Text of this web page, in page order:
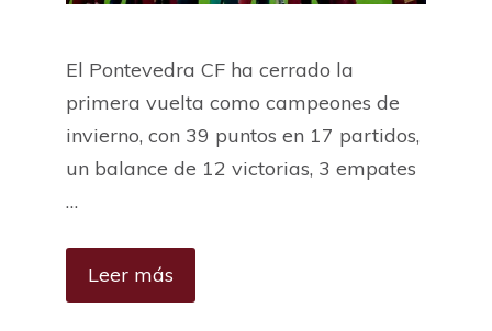
El Pontevedra CF ha cerrado la
primera vuelta como campeones de
invierno, con 39 puntos en 17 partidos,
un balance de 12 victorias, 3 empates
…
Leer más